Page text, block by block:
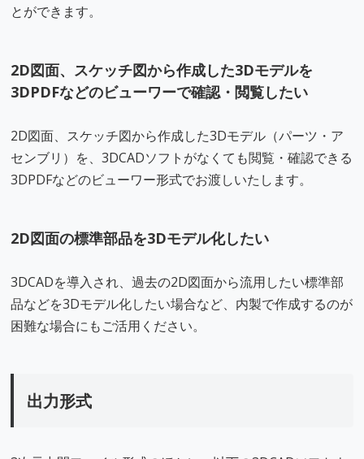
とができます。
2D図面、スケッチ図から作成した3Dモデルを
3DPDFなどのビューワーで確認・閲覧したい
2D図面、スケッチ図から作成した3Dモデル（パーツ・ア
センブリ）を、3DCADソフトがなくても閲覧・確認できる
3DPDFなどのビューワー形式でお渡しいたします。
2D図面の標準部品を3Dモデル化したい
3DCADを導入され、過去の2D図面から流用したい標準部
品などを3Dモデル化したい場合など、内製で作成するのが
困難な場合にもご活用ください。
出力形式